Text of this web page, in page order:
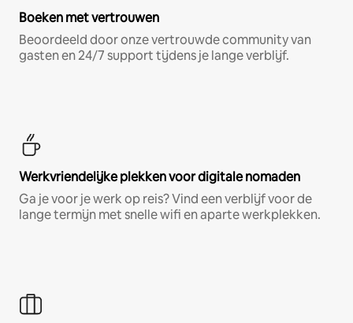
Boeken met vertrouwen
Beoordeeld door onze vertrouwde community van
gasten en 24/7 support tijdens je lange verblijf.
Werkvriendelijke plekken voor digitale nomaden
Ga je voor je werk op reis? Vind een verblijf voor de
lange termijn met snelle wifi en aparte werkplekken.